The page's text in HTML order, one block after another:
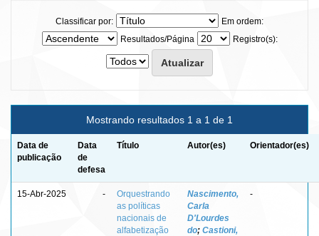
Classificar por:
Em ordem:
Resultados/Página
Registro(s):
Mostrando resultados 1 a 1 de 1
Data de
publicação
Data
de
defesa
Título Autor(es) Orientador(es)
15-Abr-2025 -
Orquestrando
as políticas
nacionais de
alfabetização
Nascimento,
Carla
D'Lourdes
do; Castioni,
-